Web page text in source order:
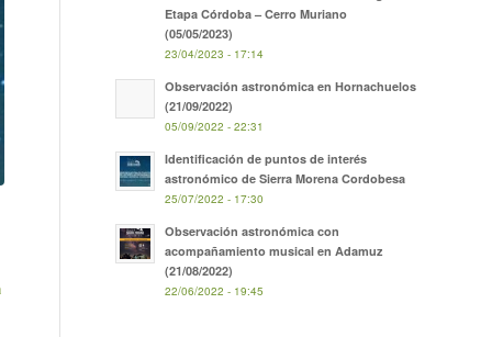
Etapa Córdoba – Cerro Muriano
(05/05/2023)
23/04/2023 - 17:14
Observación astronómica en Hornachuelos
(21/09/2022)
05/09/2022 - 22:31
Identificación de puntos de interés
astronómico de Sierra Morena Cordobesa
25/07/2022 - 17:30
Observación astronómica con
acompañamiento musical en Adamuz
(21/08/2022)
22/06/2022 - 19:45